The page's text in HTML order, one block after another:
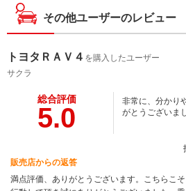
その他ユーザーのレビュー
トヨタＲＡＶ４ を購入したユーザー
サクラ
総合評価
5.0
非常に、分かり
がとうございま
販売店からの返答
満点評価、ありがとうございます。こちらこ